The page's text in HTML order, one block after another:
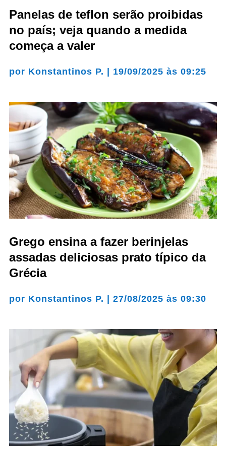
Panelas de teflon serão proibidas
no país; veja quando a medida
começa a valer
por Konstantinos P. 19/09/2025 às 09:25
Grego ensina a fazer berinjelas
assadas deliciosas prato típico da
Grécia
por Konstantinos P. | 27/08/2025 às 09:30